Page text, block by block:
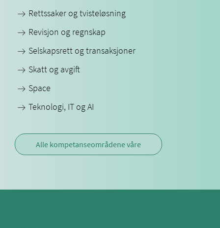
Rettssaker og tvisteløsning
Revisjon og regnskap
Selskapsrett og transaksjoner
Skatt og avgift
Space
Teknologi, IT og AI
Alle kompetanseområdene våre